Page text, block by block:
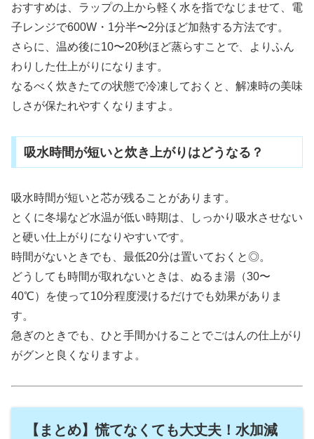
おすすめは、ラップの上から軽く水を指でなじませて、電
子レンジで600W・1分半〜2分ほど加熱する方法です。
さらに、温め後に10〜20秒ほど蒸らすことで、よりふん
わりした仕上がりになります。
なるべく炊きたての状態で冷凍しておくと、解凍時の美味
しさが保たれやすくなりますよ。
吸水時間が短いと炊き上がりはどうなる？
吸水時間が短いと芯が残ることがあります。
とくに冬場など水温が低い時期は、しっかり吸水させない
と硬い仕上がりになりやすいです。
時間がないときでも、最低20分は置いておくと◎。
どうしても時間が取れないときは、ぬるま湯（30〜
40℃）を使って10分程度浸けるだけでも効果がありま
す。
急ぎのときでも、ひと手間かけることでごはんの仕上がり
がグンと良くなりますよ。
【まとめ】慌てなくても大丈夫！水加減